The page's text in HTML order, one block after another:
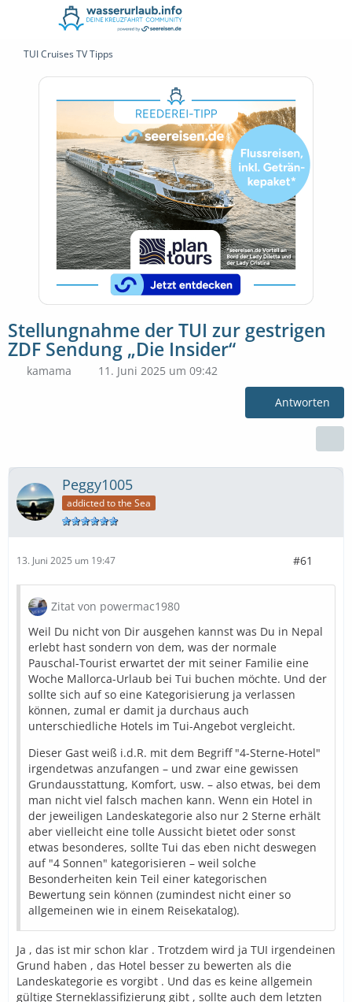
TUI Cruises TV Tipps
Stellungnahme der TUI zur gestrigen
ZDF Sendung „Die Insider“
kamama 11. Juni 2025 um 09:42
Antworten
Peggy1005
addicted to the Sea
13. Juni 2025 um 19:47 #61
Zitat von powermac1980
Weil Du nicht von Dir ausgehen kannst was Du in Nepal
erlebt hast sondern von dem, was der normale
Pauschal-Tourist erwartet der mit seiner Familie eine
Woche Mallorca-Urlaub bei Tui buchen möchte. Und der
sollte sich auf so eine Kategorisierung ja verlassen
können, zumal er damit ja durchaus auch
unterschiedliche Hotels im Tui-Angebot vergleicht.
Dieser Gast weiß i.d.R. mit dem Begriff "4-Sterne-Hotel"
irgendetwas anzufangen – und zwar eine gewissen
Grundausstattung, Komfort, usw. – also etwas, bei dem
man nicht viel falsch machen kann. Wenn ein Hotel in
der jeweiligen Landeskategorie also nur 2 Sterne erhält
aber vielleicht eine tolle Aussicht bietet oder sonst
etwas besonderes, sollte Tui das eben nicht deswegen
auf "4 Sonnen" kategorisieren – weil solche
Besonderheiten kein Teil einer kategorischen
Bewertung sein können (zumindest nicht einer so
allgemeinen wie in einem Reisekatalog).
Ja , das ist mir schon klar . Trotzdem wird ja TUI irgendeinen
Grund haben , das Hotel besser zu bewerten als die
Landeskategorie es vorgibt . Und das es keine allgemein
gültige Sterneklassifizierung gibt , sollte auch dem letzten